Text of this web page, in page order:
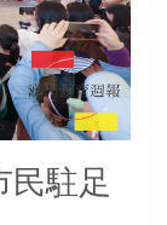
民駐足